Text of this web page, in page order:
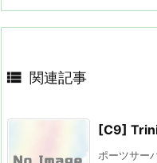
 関連記事
[C9]
ポーツサー